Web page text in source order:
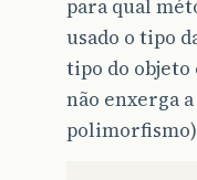
para qual
usado o tipo
tipo do objeto
não enxerga